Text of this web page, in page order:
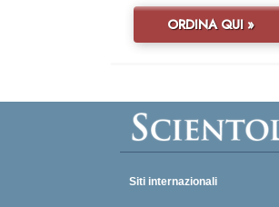
ORDINA QUI »
Siti internazionali